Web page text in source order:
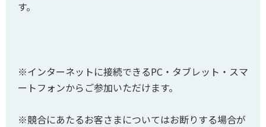
す。
※インターネットに接続できるPC・タブレット・スマ
ートフォンからご参加いただけます。
※競合にあたるお客さまについてはお断りする場合が